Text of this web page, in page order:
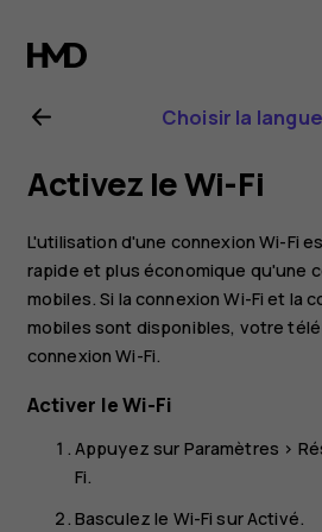
Guide
de
Nokia
7
Plus
Choisir la langue
Activez le Wi-Fi
L'utilisation d'une connexion Wi-Fi
rapide et plus économique qu'une
mobiles. Si la connexion Wi-Fi et la
mobiles sont disponibles, votre
connexion Wi-Fi.
Activer le Wi-Fi
Appuyez sur Paramètres >
Fi.
Basculez le Wi-Fi surActivé.